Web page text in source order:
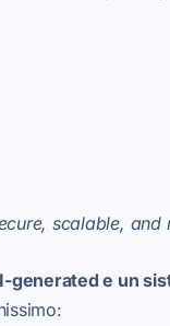
scalable, and
generated e un